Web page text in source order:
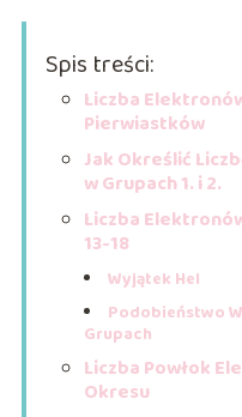
Spis treści:
Liczba
Pierwiastków
Jak Określić
w Grupach 1. i 2.
Liczba
13-18
Wyjątek Hel
Podobieństwo
Grupach
Liczba Powłok
Okresu